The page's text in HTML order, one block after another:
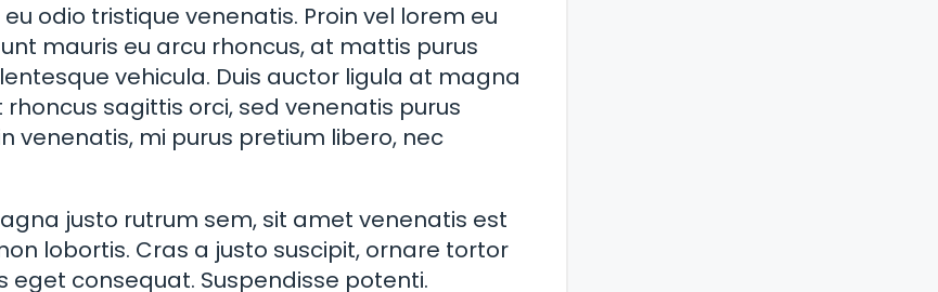
odio tristique venenatis. Proin vel lorem eu
mauris eu arcu rhoncus, at mattis purus
vehicula. Duis auctor ligula at magna
sagittis orci, sed venenatis purus
venenatis, mi purus pretium libero, nec
justo rutrum sem, sit amet venenatis est
lobortis. Cras a justo suscipit, ornare tortor
consequat. Suspendisse potenti.